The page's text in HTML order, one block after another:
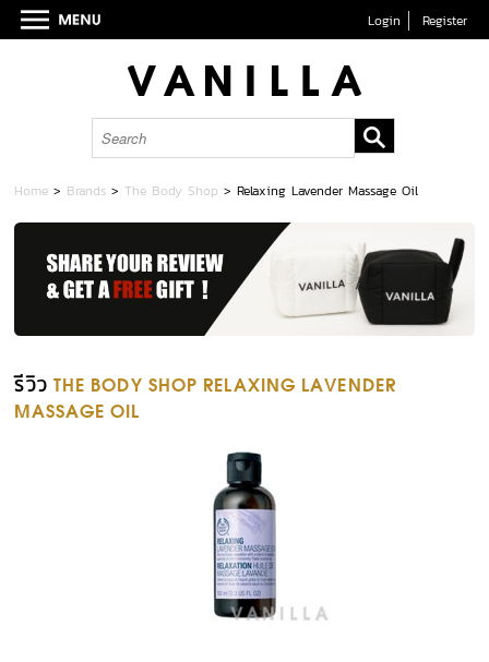
Login Register
Home > Brands >The Body Shop >Relaxing Lavender Massage Oil
รีวิว THE BODY SHOP RELAXING LAVENDER
MASSAGE OIL